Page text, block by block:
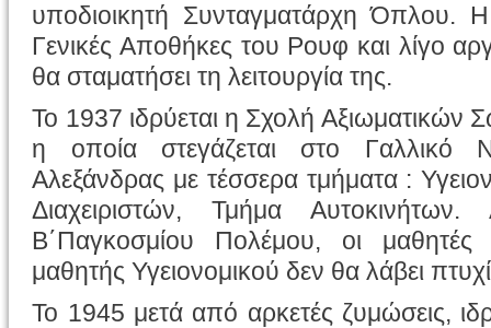
υποδιοικητή Συνταγματάρχη Όπλου.
Γενικές Αποθήκες του Ρουφ και λίγο
θα σταματήσει τη λειτουργία της.
Το 1937 ιδρύεται η Σχολή
η οποία στεγάζεται στο Γαλλικό
Αλεξάνδρας με τέσσερα τμήματα :
Διαχειριστών, Τμήμα
Β΄Παγκοσμίου Πολέμου, οι μαθητές
μαθητής Υγειονομικού δεν θα λάβει
Το 1945 μετά από αρκετές ζυμώσεις,